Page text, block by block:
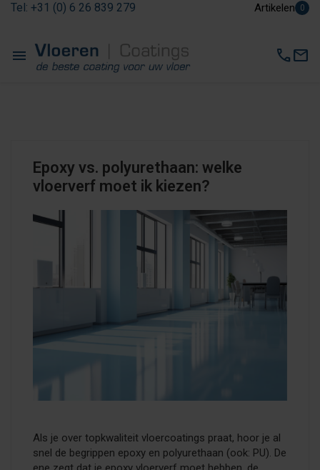
Tel: +31 (0) 6 26 839 279 Artikelen 0
menu callmail
Epoxy vs. polyurethaan: welke
vloerverf moet ik kiezen?
Als je over topkwaliteit vloercoatings praat, hoor je al
snel de begrippen epoxy en polyurethaan (ook: PU). De